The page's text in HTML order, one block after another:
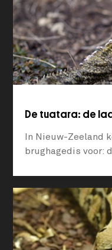
De tuatara: de
In Nieuw-Zeeland
brughagedis voor: